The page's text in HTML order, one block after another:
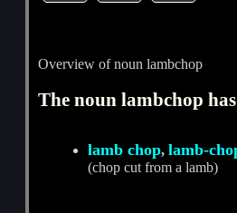
Overview of noun lambchop
The noun lambchop has
lamb chop,lamb-
(chop cut from a lamb)